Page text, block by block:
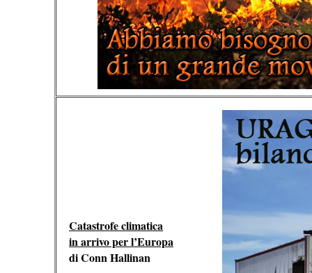
Catastrofe climatica
in arrivo per l’Europa
di Conn Hallinan